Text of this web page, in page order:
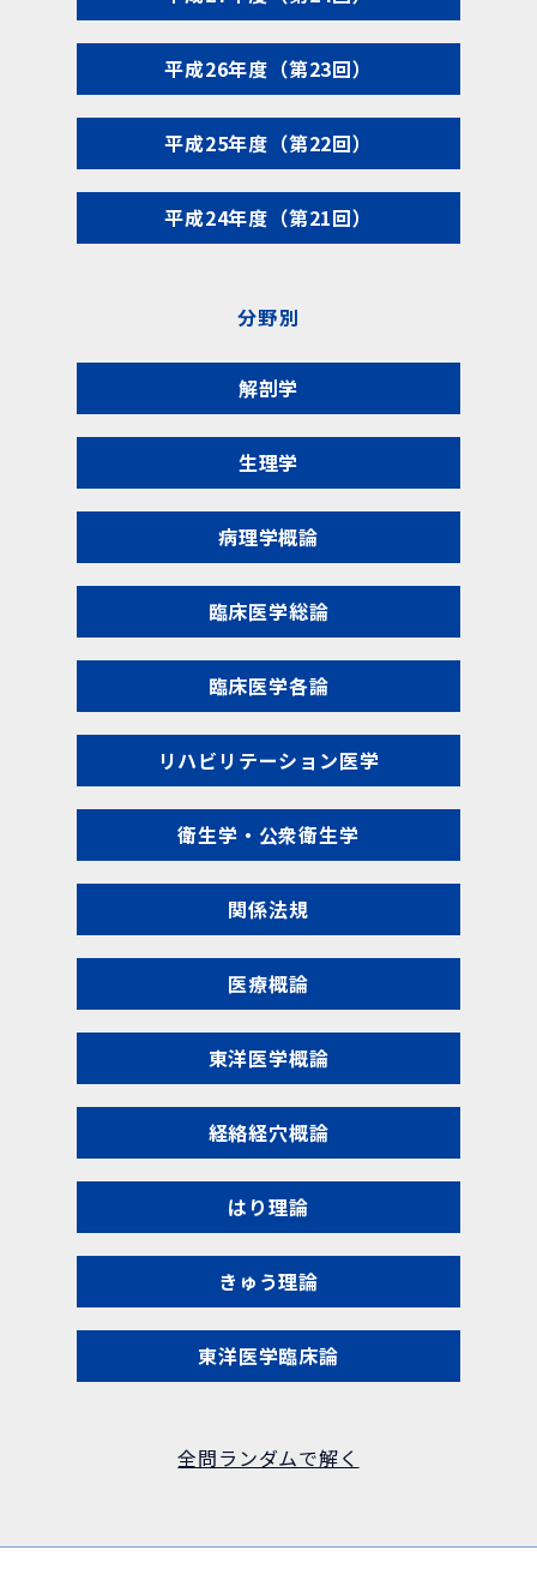
平成26年度（第23回）
平成25年度（第22回）
平成24年度（第21回）
分野別
解剖学
生理学
病理学概論
臨床医学総論
臨床医学各論
リハビリテーション医学
衛生学・公衆衛生学
関係法規
医療概論
東洋医学概論
経絡経穴概論
はり理論
きゅう理論
東洋医学臨床論
全問ランダムで解く